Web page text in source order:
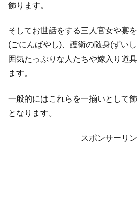
飾ります。
そしてお世話をする三人官女や宴
(ごにんばやし)、護衛の随身(ずい
囲気たっぷりな人たちや嫁入り道
ます。
一般的にはこれらを一揃いとして
となります。
スポンサーリ